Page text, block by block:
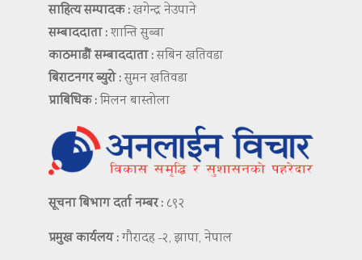
साहित्य सम्पादक :खगेन्द्र नेउपाने
सम्बाददाता :शान्ति सुब्बा
काठमाडौं सम्बाददाता :सबिन खतिवडा
बिराटनगर ब्युरो :सुमन खतिवडा
प्राबिधिक :मिलन बास्तोला
सूचना बिभाग दर्ता नम्बर : ८९२
प्रमुख कार्यलय :गौरादह -२, झापा, नेपाल